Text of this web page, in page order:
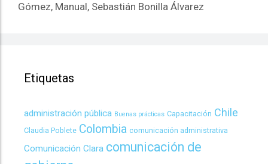
Gómez, Manual, Sebastián Bonilla Álvarez
Etiquetas
administración pública Buenas prácticas Capacitación Chile
Claudia Poblete Colombia comunicación administrativa
Comunicación Clara comunicación de